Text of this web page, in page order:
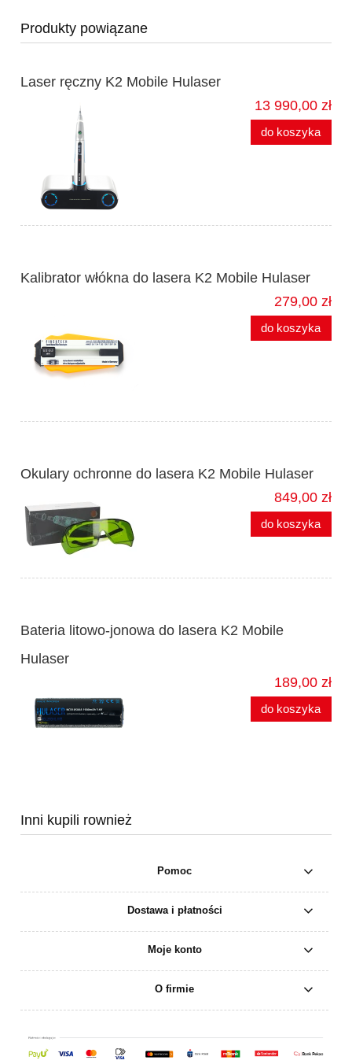
Produkty powiązane
Laser ręczny K2 Mobile Hulaser
13 990,00 zł
do koszyka
Kalibrator włókna do lasera K2 Mobile Hulaser
279,00 zł
do koszyka
Okulary ochronne do lasera K2 Mobile Hulaser
849,00 zł
do koszyka
Bateria litowo-jonowa do lasera K2 Mobile
Hulaser
189,00 zł
do koszyka
Inni kupili rownież
Pomoc
Dostawa i płatności
Moje konto
O firmie